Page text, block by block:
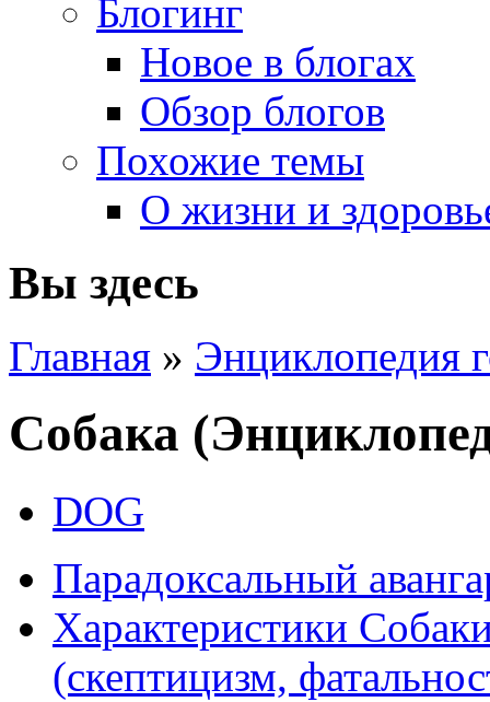
Блогинг
Новое в блогах
Обзор блогов
Похожие темы
О жизни и
Вы здесь
Главная » Энциклопедия
Собака
DOG
Парадоксальный
Характеристики
(скептицизм,